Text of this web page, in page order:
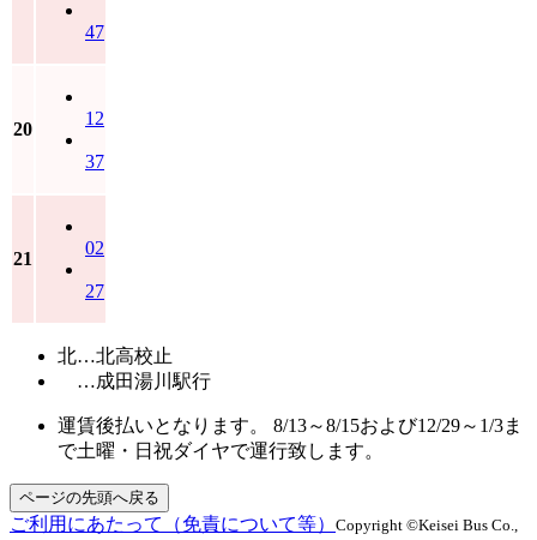
47
20
12
37
21
02
27
北…北高校止
…成田湯川駅行
運賃後払いとなります。 8/13～8/15および12/29～1/3ま
で土曜・日祝ダイヤで運行致します。
ページの先頭へ戻る
ご利用にあたって（免責について等） Copyright ©Keisei Bus Co.,